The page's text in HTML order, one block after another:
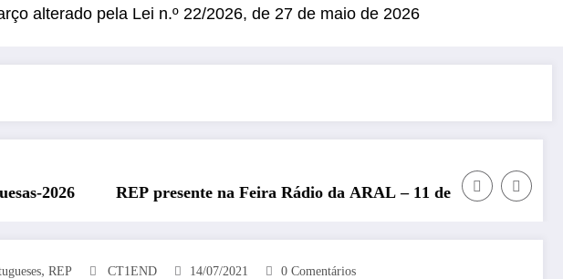
alterado pela Lei n.º 22/2026, de 27 de maio de 2026
presente na Feira Rádio da ARAL – 11 de julho de 2026REP presente no
, REP CT1END 14/07/2021 0 Comentários